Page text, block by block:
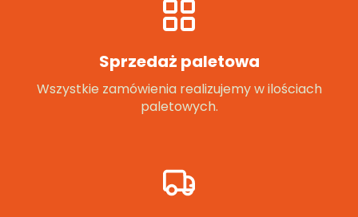
Sprzedaż paletowa
Wszystkie zamówienia realizujemy w ilościach
paletowych.